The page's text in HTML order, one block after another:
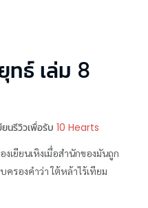
ทธ์ เล่ม 8
ยนรีวิวเพื่อรับ 10 Hearts
เยียนเหิงเมื่อสำนักของมันถูก
รองคำว่า ใต้หล้าไร้เทียม